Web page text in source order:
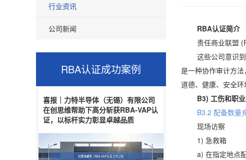
行业资讯
公司新闻
RBA认证成功案例
喜报｜力特半导体（无锡）有限公司
在创思维帮助下高分斩获RBA-VAP认
证，以标杆实力彰显卓越品质
RBA认证简介
责任商业联盟
这些公司意识到
是一种协作审计方
道德、健康、安全环
B3) 工伤和职
B3.2 配备数量
现场访察
1) 急救箱
a) 在指定地点配